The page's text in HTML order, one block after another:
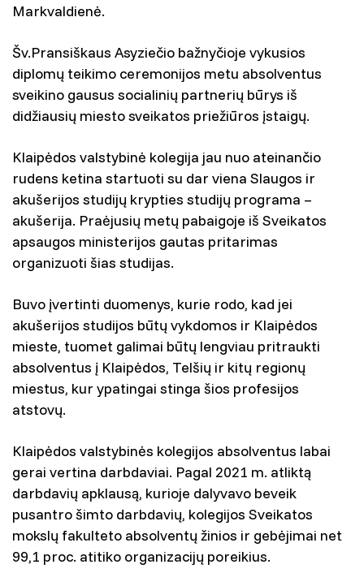
Markvaldienė.
Šv.Pransiškaus Asyziečio bažnyčioje vykusios
diplomų teikimo ceremonijos metu absolventus
sveikino gausus socialinių partnerių būrys iš
didžiausių miesto sveikatos priežiūros įstaigų.
Klaipėdos valstybinė kolegija jau nuo ateinančio
rudens ketina startuoti su dar viena Slaugos ir
akušerijos studijų krypties studijų programa –
akušerija. Praėjusių metų pabaigoje iš Sveikatos
apsaugos ministerijos gautas pritarimas
organizuoti šias studijas.
Buvo įvertinti duomenys, kurie rodo, kad jei
akušerijos studijos būtų vykdomos ir Klaipėdos
mieste, tuomet galimai būtų lengviau pritraukti
absolventus į Klaipėdos, Telšių ir kitų regionų
miestus, kur ypatingai stinga šios profesijos
atstovų.
Klaipėdos valstybinės kolegijos absolventus labai
gerai vertina darbdaviai. Pagal 2021 m. atliktą
darbdavių apklausą, kurioje dalyvavo beveik
pusantro šimto darbdavių, kolegijos Sveikatos
mokslų fakulteto absolventų žinios ir gebėjimai net
99,1 proc. atitiko organizacijų poreikius.